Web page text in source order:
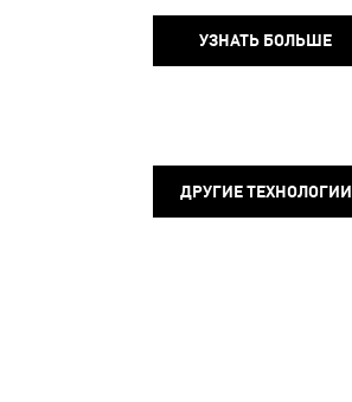
УЗНАТЬ БОЛЬШЕ
ДРУГИЕ ТЕХНОЛОГИИ